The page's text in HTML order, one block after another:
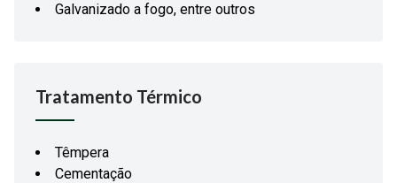
Galvanizado a fogo, entre outros
Tratamento Térmico
Têmpera
Cementação